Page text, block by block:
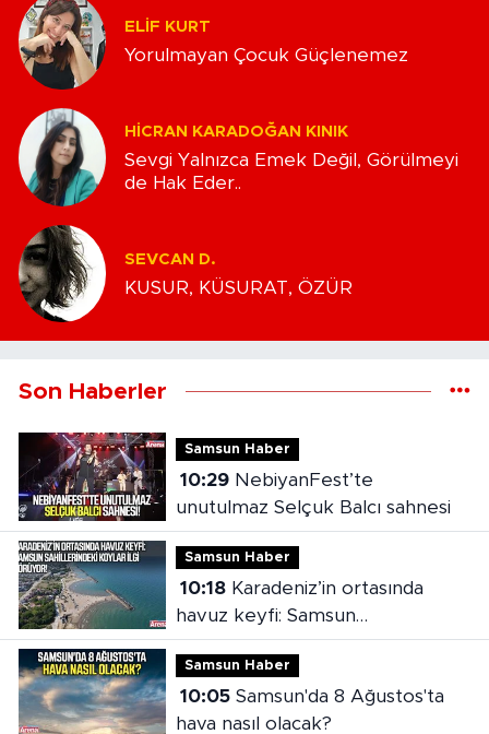
ELIF KURT
Yorulmayan Çocuk Güçlenemez
HICRAN KARADOĞAN KINIK
Sevgi Yalnızca Emek Değil, Görülmeyi
de Hak Eder..
SEVCAN D.
KUSUR, KÜSURAT, ÖZÜR
Son Haberler
Samsun Haber
10:29NebiyanFest’te
unutulmaz Selçuk Balcı sahnesi
Samsun Haber
10:18Karadeniz’in ortasında
havuz keyfi: Samsun
sahillerindeki koylar ilgi görüyor
Samsun Haber
10:05Samsun'da 8 Ağustos'ta
hava nasıl olacak?